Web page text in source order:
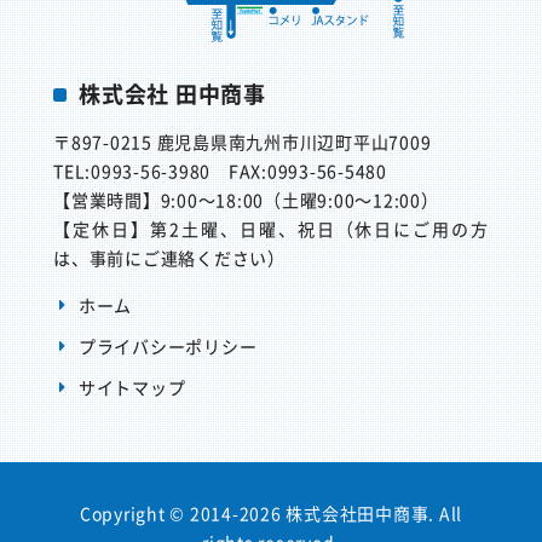
株式会社 田中商事
〒897-0215鹿児島県南九州市川辺町平山7009
TEL:0993-56-3980FAX:0993-56-5480
【営業時間】9:00～18:00（土曜9:00～12:00）
【定休日】第2土曜、日曜、祝日（休日にご用の方
は、事前にご連絡ください）
ホーム
プライバシーポリシー
サイトマップ
Copyright © 2014-2026 株式会社田中商事. All